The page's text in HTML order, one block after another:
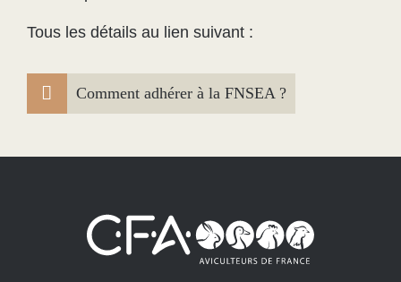
Tous les détails au lien suivant :
Comment adhérer à la FNSEA ?